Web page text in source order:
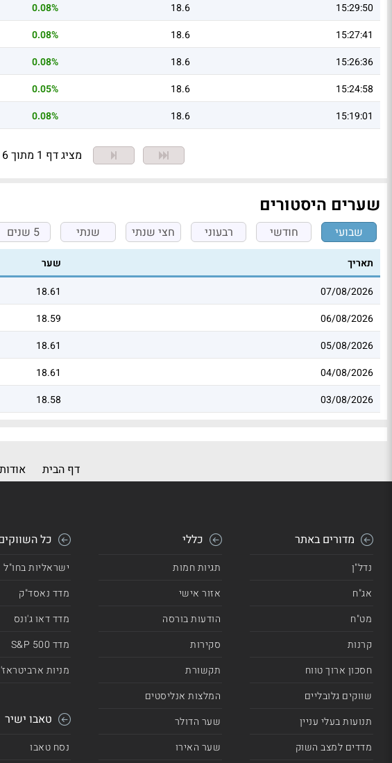
15:29:50
18.6
0.08%
15:27:41
18.6
0.08%
15:26:36
18.6
0.08%
15:24:58
18.6
0.05%
15:19:01
18.6
0.08%
מציג דף 1 מתוך 6
שערים היסטורים
שבועי חודשי רבעוני חצי שנתי שנתי 5 שנים
תאריך שער
07/08/2026
18.61
06/08/2026
18.59
05/08/2026
18.61
04/08/2026
18.61
03/08/2026
18.58
דף הבית
מדורים באתר
נדל"ן
אג"ח
מט"ח
קרנות
חסכון ארוך טווח
שווקים גלובליים
תנועות בעלי עניין
מדדים למצב השוק
כללי
תגיות חמות
אזור אישי
הודעות בורסה
סקירות
תקשורת
המלצות אנליסטים
שער הדולר
שער האירו
כל
ישראליות בחו"ל
מדד נאסד"ק
מדד דאו ג'ונס
מדד 500 S&P
מניות ארביטראז'
טאבו ישיר
נסח טאבו